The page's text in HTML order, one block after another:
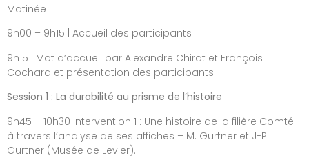
Matinée
9h00 – 9h15 | Accueil des participants
9h15 : Mot d’accueil par Alexandre Chirat et François
Cochard et présentation des participants
Session 1 : La durabilité au prisme de l’histoire
9h45 – 10h30 Intervention 1 : Une histoire de la filière Comté
à travers l’analyse de ses affiches – M. Gurtner et J-P.
Gurtner (Musée de Levier).